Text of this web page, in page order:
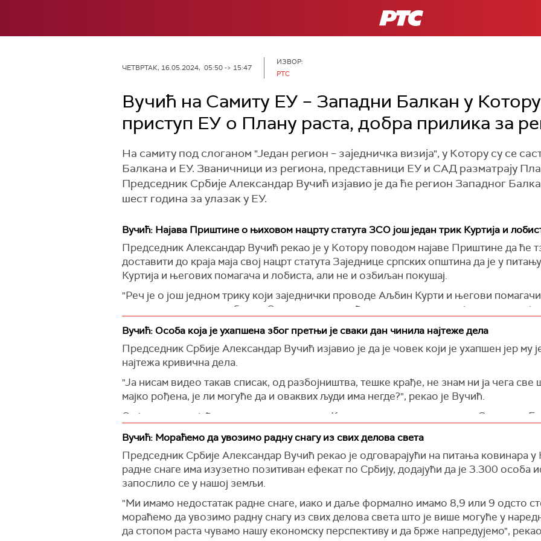
РТС
ЧЕТВРТАК, 16.05.2024, 05:50 -> 15:47
ИЗВОР:
РТС
Вучић на Самиту ЕУ – Западни Балкан у
приступ ЕУ о Плану раста, добра прилика за
На самиту под слоганом "Један регион – заједничка визија", у Котору су се
Балкана и ЕУ. Званичници из региона, представници ЕУ и САД разматрају
Председник Србије Александар Вучић изјавио је да ће регион Западног
шест година за улазак у ЕУ.
Вучић: Најава Приштине о њиховом нацрту статута ЗСО још један трик Куртија и
Председник Александар Вучић рекао је у Котору поводом најаве Приштине да ће
доставити до краја маја свој нацрт статута Заједнице српских општина да је у
Куртија и његових помагача и лобиста, али не и озбиљан покушај.
"Реч је о још једном трику који заједнички проводе Аљбин Курти и његови
и све друге њихове лобисте. Они сами кажу да ће они доставити свој текст до краја
достављате свој текст? У Бриселском споразуму је сасвим јасно да то треба да
ми сагласимо, као што смо се контекстуално, концептуално и у начелу, сагласили да
ЕУ – какве везе они имају с тим и шта имају да достављају било шта", поручио је
Он је то рекао одговарајући на питање новинара како коментарише ту најаву
наравно реч о трику зато што, како је рекао, Енглези сада притискају све друге да
Савету Европе.
"Тако да је то још један покушај, а да ли ће они то да ураде или не, то не могу да
трику, а не озбиљном покушају да се било шта уради у правцу спровођења
2015. године, чак и о нацрту Статута који је поднела ЕУ недавно и с којим смо ми,
навео је Вучић.
Вучић: Особа која је ухапшена због претњи је сваки дан чинила најтеже дела
Председник Србије Александар Вучић изјавио је да је човек који је ухапшен јер му
најтежа кривична дела.
"Ја нисам видео такав списак, од разбојништва, тешке крађе, не знам ни ја чега
мајко рођена, је ли могуће да и оваквих људи има негде?", рекао је Вучић.
Он је, одговарајући на питања новинара у Котору, после самита лидера Западног
рекао да је изузетно потресен оним што се догодило словачком премијеру
неколико метака.
"Верујем да ћу у данима који су пред нама, заједно са мађарским премијером
његове породице да га посетимо. Наравно, то не може да буде данас-сутра, али
превазиђе. Он је борац, он је један страховито снажан, јак лидер, не у физичком
верујем да ће му то помоћи да проблеме превазиђе", рекао је Вучић.
Што се тиче ових који су хапшени, који су говорили да сам ја следећи, немам
Вучић: Мораћемо да увозимо радну снагу из свих делова света
Председник Србије Александар Вучић рекао је одговарајући на питања ковинара
радне снаге има изузетно позитиван ефекат по Србију, додајући да је 3.300 особа
запослило се у нашој земљи.
"Ми имамо недостатак радне снаге, иако и даље формално имамо 8,9 или 9 одсто
мораћемо да увозимо радну снагу из свих делова света што је више могуће у
да стопом раста чувамо нашу економску перспективу и да брже напредујемо",